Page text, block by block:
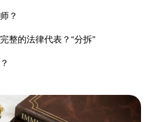
？
整的法律代表？“分拆”
现